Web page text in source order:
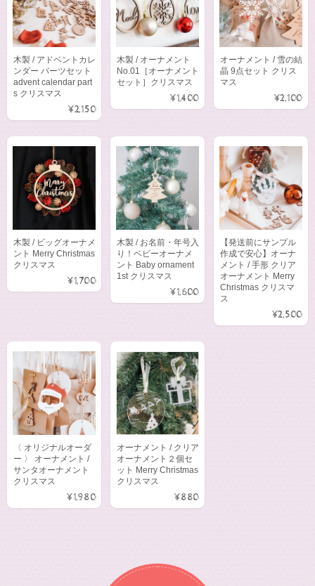
木製 / アドベントカレ
ンダー パーツセット
advent calendar part
s クリスマス
¥2,150
木製 / オーナメント
No.01［オーナメント
セット］クリスマス
¥1,400
オーナメント / 雪の結
晶 9点セット クリス
マス
¥2,100
木製 / ビッグオーナメ
ント Merry Christmas
クリスマス
¥1,700
木製 / お名前・年号入
り！ベビーオーナメ
ント Baby ornament
1st クリスマス
¥1,600
【発送前にサンプル
作成で安心】オーナ
メント / 手形 クリア
オーナメント Merry
Christmas クリスマ
ス
¥2,500
〈 オリジナルオーダ
ー 〉 オーナメント /
サンタオーナメント
クリスマス
¥1,980
オーナメント / クリア
オーナメント２個セ
ット Merry Christmas
クリスマス
¥880